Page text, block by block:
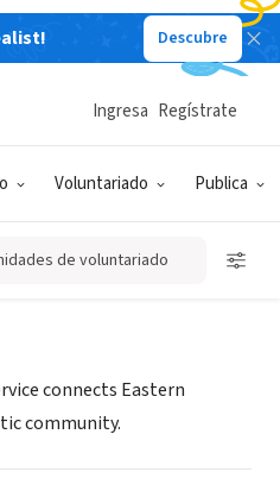
Descubre
Voluntariado Publica
Ingresa Regístrate
de voluntariado
LUCRO
State
communityservice
connects Eastern
community.